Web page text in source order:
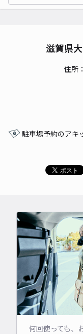
滋賀県
住所
駐車場予約のアキ
何回使っても、